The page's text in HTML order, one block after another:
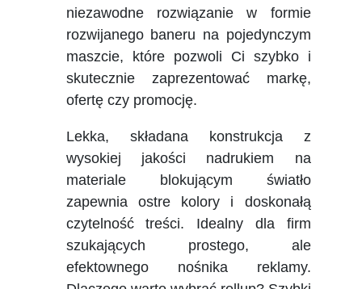
niezawodne rozwiązanie w formie
rozwijanego baneru na pojedynczym
maszcie, które pozwoli Ci szybko i
skutecznie zaprezentować markę,
ofertę czy promocję.
Lekka, składana konstrukcja z
wysokiej jakości nadrukiem na
materiale blokującym światło
zapewnia ostre kolory i doskonałą
czytelność treści. Idealny dla firm
szukających prostego, ale
efektownego nośnika reklamy.